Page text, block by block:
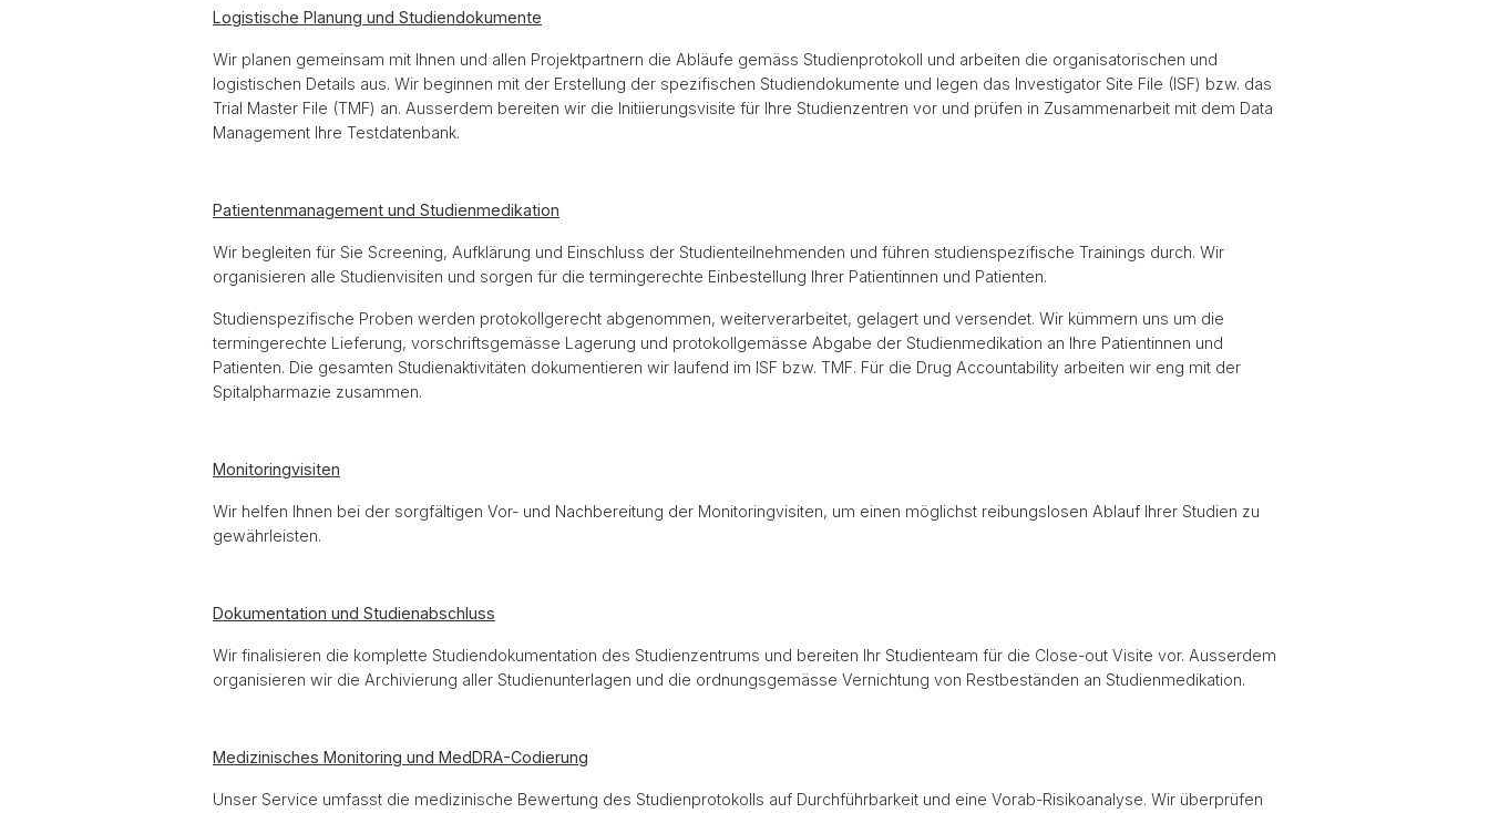
Logistische Planung und Studiendokumente
Wir planen gemeinsam mit Ihnen und allen Projektpartnern die Abläufe gemäss Studienprotokoll und arbeiten die organisatorischen und
logistischen Details aus. Wir beginnen mit der Erstellung der spezifischen Studiendokumente und legen das Investigator Site File (ISF) bzw. das
Trial Master File (TMF) an. Ausserdem bereiten wir die Initiierungsvisite für Ihre Studienzentren vor und prüfen in Zusammenarbeit mit dem Data
Management Ihre Testdatenbank.
Patientenmanagement und Studienmedikation
Wir begleiten für Sie Screening, Aufklärung und Einschluss der Studienteilnehmenden und führen studienspezifische Trainings durch. Wir
organisieren alle Studienvisiten und sorgen für die termingerechte Einbestellung Ihrer Patientinnen und Patienten.
Studienspezifische Proben werden protokollgerecht abgenommen, weiterverarbeitet, gelagert und versendet. Wir kümmern uns um die
termingerechte Lieferung, vorschriftsgemässe Lagerung und protokollgemässe Abgabe der Studienmedikation an Ihre Patientinnen und
Patienten. Die gesamten Studienaktivitäten dokumentieren wir laufend im ISF bzw. TMF. Für die Drug Accountability arbeiten wir eng mit der
Spitalpharmazie zusammen.
Monitoringvisiten
Wir helfen Ihnen bei der sorgfältigen Vor- und Nachbereitung der Monitoringvisiten, um einen möglichst reibungslosen Ablauf Ihrer Studien zu
gewährleisten.
Dokumentation und Studienabschluss
Wir finalisieren die komplette Studiendokumentation des Studienzentrums und bereiten Ihr Studienteam für die Close-out Visite vor. Ausserdem
organisieren wir die Archivierung aller Studienunterlagen und die ordnungsgemässe Vernichtung von Restbeständen an Studienmedikation.
Medizinisches Monitoring und MedDRA-Codierung
Unser Service umfasst die medizinische Bewertung des Studienprotokolls auf Durchführbarkeit und eine Vorab-Risikoanalyse. Wir überprüfen